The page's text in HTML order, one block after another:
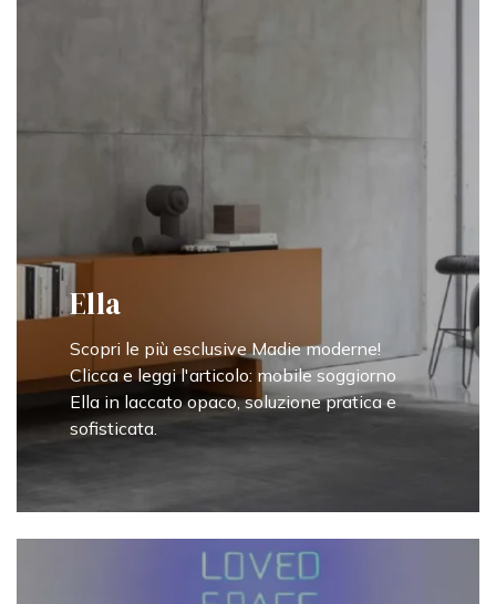
Ella
Scopri le più esclusive Madie moderne!
Clicca e leggi l'articolo: mobile soggiorno
Ella in laccato opaco, soluzione pratica e
sofisticata.